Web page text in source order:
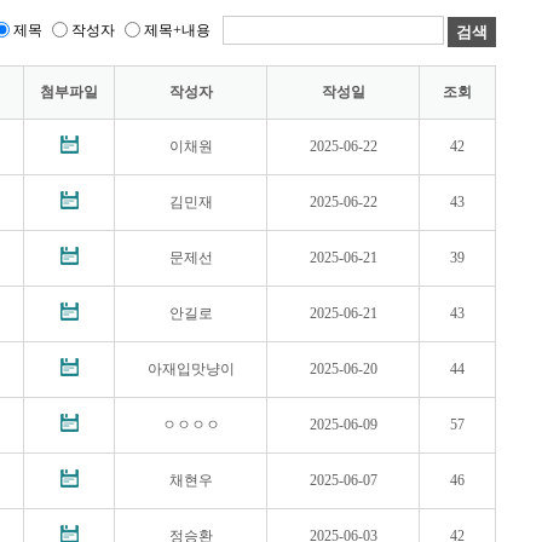
제목 작성자 제목+내용
첨부파일 작성자 작성일 조회
이채원 2025-06-22 42
김민재 2025-06-22 43
문제선 2025-06-21 39
안길로 2025-06-21 43
아재입맛냥이 2025-06-20 44
ㅇㅇㅇㅇ 2025-06-09 57
채현우 2025-06-07 46
정승환 2025-06-03 42